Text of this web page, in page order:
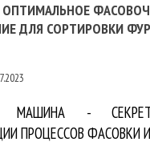
ОПТИМАЛЬНОЕ
ДЛЯ СОРТИРОВКИ
МАШИНА -
ПРОЦЕССОВ ФАСОВКИ